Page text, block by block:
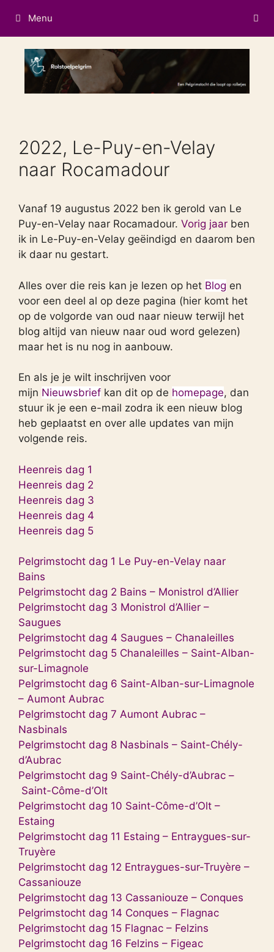
naar
de
inhoud
Menu
2022, Le-Puy-en-Velay
naar Rocamadour
Vanaf 19 augustus 2022 ben ik gerold van Le
Puy-en-Velay naar Rocamadour. Vorig jaar ben
ik in Le-Puy-en-Velay geëindigd en daarom ben
ik daar nu gestart.
Alles over die reis kan je lezen op het Blog en
voor een deel al op deze pagina (hier komt het
op de volgorde van oud naar nieuw terwijl het
blog altijd van nieuw naar oud word gelezen)
maar het is nu nog in aanbouw.
En als je je wilt inschrijven voor
mijn Nieuwsbrief kan dit op de homepage, dan
stuur ik je een e-mail zodra ik een nieuw blog
heb geplaatst en over alle updates van mijn
volgende reis.
Heenreis dag 1
Heenreis dag 2
Heenreis dag 3
Heenreis dag 4
Heenreis dag 5
Pelgrimstocht dag 1 Le Puy-en-Velay naar
Bains
Pelgrimstocht dag 2 Bains – Monistrol d’Allier
Pelgrimstocht dag 3 Monistrol d’Allier –
Saugues
Pelgrimstocht dag 4 Saugues – Chanaleilles
Pelgrimstocht dag 5 Chanaleilles – Saint-Alban-
sur-Limagnole
Pelgrimstocht dag 6 Saint-Alban-sur-Limagnole
– Aumont Aubrac
Pelgrimstocht dag 7 Aumont Aubrac –
Nasbinals
Pelgrimstocht dag 8 Nasbinals – Saint-Chély-
d’Aubrac
Pelgrimstocht dag 9 Saint-Chély-d’Aubrac –
Saint-Côme-d’Olt
Pelgrimstocht dag 10 Saint-Côme-d’Olt –
Estaing
Pelgrimstocht dag 11 Estaing – Entraygues-sur-
Truyère
Pelgrimstocht dag 12 Entraygues-sur-Truyère –
Cassaniouze
Pelgrimstocht dag 13 Cassaniouze – Conques
Pelgrimstocht dag 14 Conques – Flagnac
Pelgrimstocht dag 15 Flagnac – Felzins
Pelgrimstocht dag 16 Felzins – Figeac